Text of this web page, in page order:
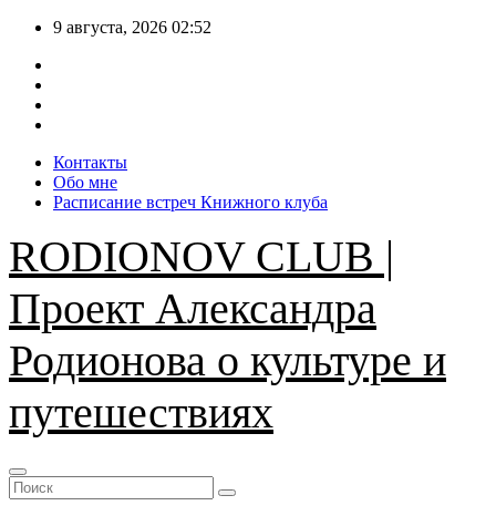
Перейти
содержимому
9 августа, 2026 02:52
Контакты
Обо мне
Расписание встреч Книжного клуба
RODIONOV CLUB |
Проект Александра
Родионова о культуре и
путешествиях